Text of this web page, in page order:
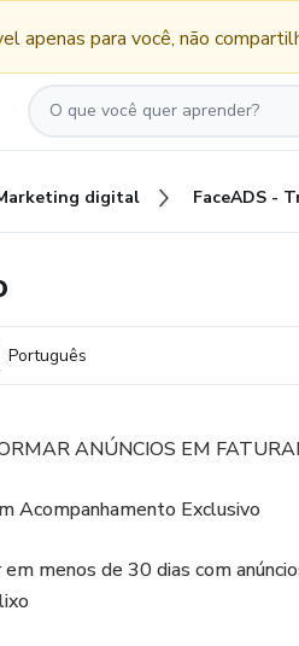
apenas para você, não
digital
Português
ANÚNCIOS EM
Acompanhamento Exclusivo
em menos de 30 dias com